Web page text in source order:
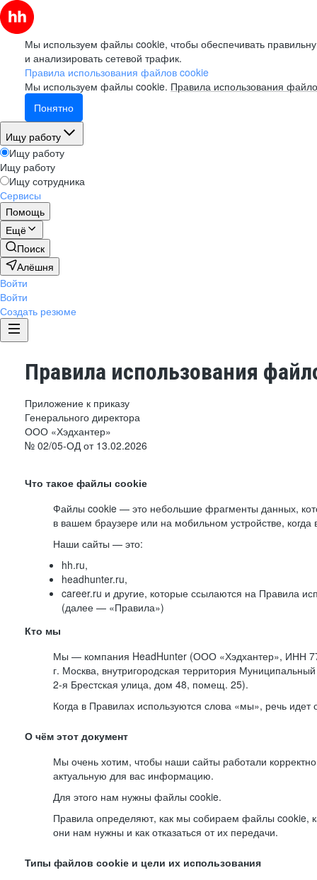
Мы используем файлы cookie, чтобы обеспечивать
и анализировать сетевой трафик.
Правила использования файлов cookie
Мы используем файлы cookie. Правила использования
Понятно
Ищу работу
Ищу работу
Ищу работу
Ищу сотрудника
Сервисы
Помощь
Ещё
Поиск
Алёшня
Войти
Войти
Создать резюме
Правила использования
Приложение к приказу
Генерального директора
ООО «Хэдхантер»
№ 02/05-ОД от 13.02.2026
Что такое файлы cookie
Файлы cookie — это небольшие фрагменты данных,
в вашем браузере или на мобильном устройстве,
Наши сайты — это:
hh.ru,
headhunter.ru,
career.ru и другие, которые ссылаются на Правила
(далее — «Правила»)
Кто мы
Мы — компания HeadHunter (ООО «Хэдхантер», ИНН
г. Москва, внутригородская территория Муниципальный
2-я Брестская улица, дом 48, помещ. 25).
Когда в Правилах используются слова «мы», речь
О чём этот документ
Мы очень хотим, чтобы наши сайты работали
актуальную для вас информацию.
Для этого нам нужны файлы cookie.
Правила определяют, как мы собираем файлы cookie,
они нам нужны и как отказаться от их передачи.
Типы файлов cookie и цели их использования